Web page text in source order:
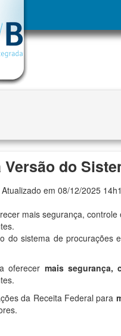
Versão do
em 08/12/2025
mais segurança,
do sistema de
oferecer mais segurança,
da Receita Federal para